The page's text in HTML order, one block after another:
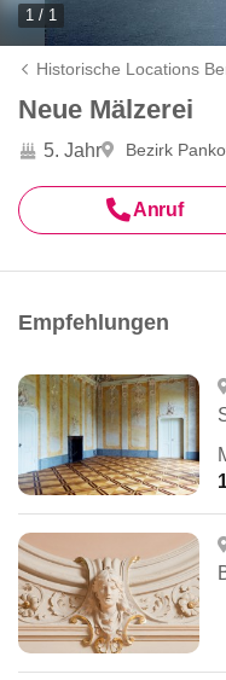
1 / 1
Historische Locations
Neue Mälzerei
5. Jahr Bezirk
Anruf
Empfehlungen